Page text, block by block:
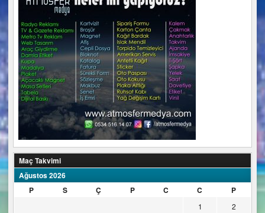
Maç Takvimi
Ağustos 2026
P
S Ç P C C P
1
2